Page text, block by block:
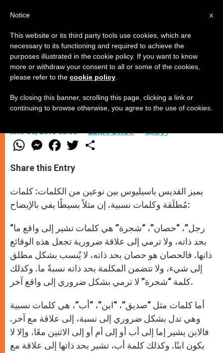
هل الله تعالى سجين وحدته؟
الثالوث الأقدس الإله الواحد الحق (4)
MAY 30, 2013 00:00 ZENIT STAFF روحانيّة
W
h
t
s
p
p
M
e
s
e
g
e
r
F
a
e
b
o
k
w
Share this Entry
يميز القديس باسيليوس بين نوعين من الكلمات: كلمات
مُطلَقة وكلمات نسبية. إن مثلاً بسيطًا يفي بالإيضاح:
“رجل”، “حصان”، “شجرة” هي كلمات تشير إلى واقع ما
بحد ذاته، ولا ترمي إلى علاقة ضرورية تجعل هذه الوقائع
ذاتها. فالحصان هو حصان بحد ذاته، لا يُنسب بشكل مطلق
إلى شيء، ولا تتضمن المكلمة بحد ذاته نسبةً ما. وكذلك
كلمة “شجرة” لا ترمي بشكل ضروري إلى واقع آخر.
أما كلمات مثل “صديق”، “ابن”، “أب”، هي كلمات نسبية
وهي تدل بشكل ضروري إلى نسبة، إلى علاقة مع آخر.
فالابن يشير إما إلى أب أو إلى أم أو إلى الاثنين معًا، وإلا لا
يكون ابنًا. وكذلك كلمة أب، تشير بحد ذاتها إلى علاقة مع
x
Notice
This website or its third party tools use cookies, which are
necessary to its functioning and required to achieve the
purposes illustrated in the cookie policy. If you want to know
more or withdraw your consent to all or some of the cookies,
please refer to the cookie policy
By closing this banner, scrolling this page, clicking a link or
continuing to browse otherwise, you agree to the use of cookies.